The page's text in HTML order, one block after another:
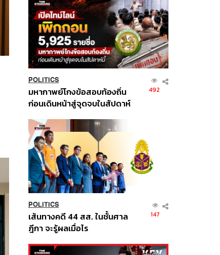
POLITICS
มหากาพย์โกงข้อสอบท้องถิ่น
ก่อนเดินหน้าสู่จุดจบในสัปดาห์
492
POLITICS
เส้นทางคดี 44 สส. ในชั้นศาล
ฎีกา จะรู้ผลเมื่อไร
147